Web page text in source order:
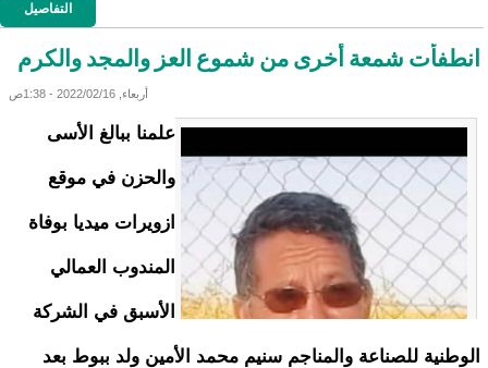
التفاصيل
انطفأت شمعة أخرى من شموع العز والمجد والكرم
أربعاء, 2022/02/16 - 1:38ص
علمنا ببالغ الأسى
والحزن في موقع
ازويرات ميديا بوفاة
المندوب العمالي
الأسبق في الشركة
الوطنية للصناعة والمناجم سنيم محمد الأمين ولد ببوط بعد